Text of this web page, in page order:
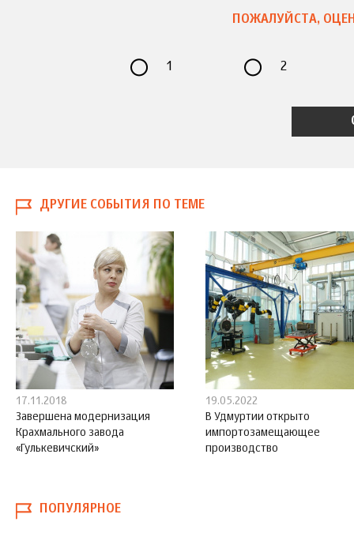
ПОЖАЛУЙСТА,
1 2
ДРУГИЕ СОБЫТИЯ ПО ТЕМЕ
17.11.2018
Завершена модернизация
Крахмального завода
«Гулькевичский»
19.05.2022
В Удмуртии открыто
импортозамещающее
производство
ПОПУЛЯРНОЕ